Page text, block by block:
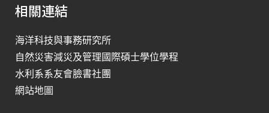
相關連結
海洋科技與事務研究所
自然災害減災及管理國際碩士學位學程
水利系系友會臉書社團
網站地圖